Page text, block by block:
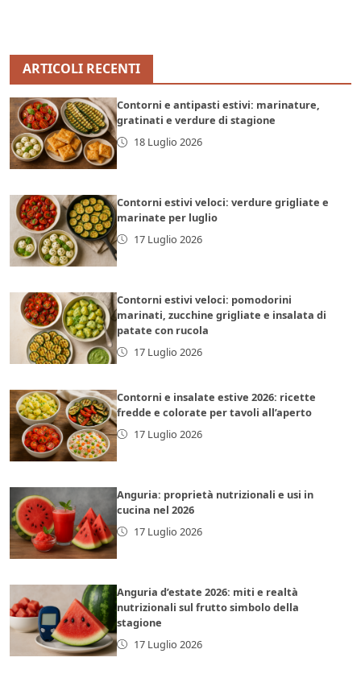
ARTICOLI RECENTI
Contorni e antipasti estivi: marinature,
gratinati e verdure di stagione
18 Luglio 2026
Contorni estivi veloci: verdure grigliate e
marinate per luglio
17 Luglio 2026
Contorni estivi veloci: pomodorini
marinati, zucchine grigliate e insalata di
patate con rucola
17 Luglio 2026
Contorni e insalate estive 2026: ricette
fredde e colorate per tavoli all’aperto
17 Luglio 2026
Anguria: proprietà nutrizionali e usi in
cucina nel 2026
17 Luglio 2026
Anguria d’estate 2026: miti e realtà
nutrizionali sul frutto simbolo della
stagione
17 Luglio 2026